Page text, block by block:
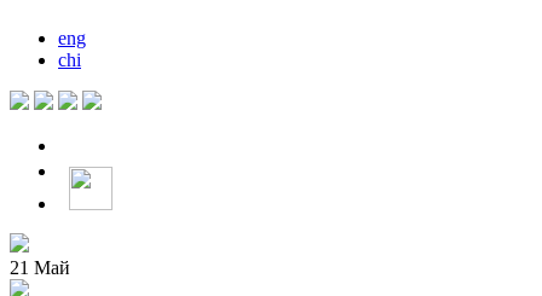
eng
chi
21 Май